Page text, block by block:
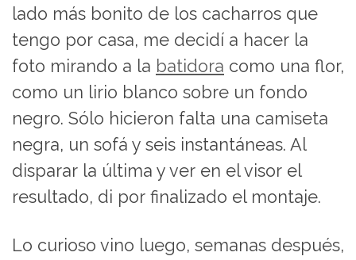
lado más bonito de los cacharros que
tengo por casa, me decidí a hacer la
foto mirando a la batidora como una flor,
como un lirio blanco sobre un fondo
negro. Sólo hicieron falta una camiseta
negra, un sofá y seis instantáneas. Al
disparar la última y ver en el visor el
resultado, di por finalizado el montaje.
Lo curioso vino luego, semanas después,